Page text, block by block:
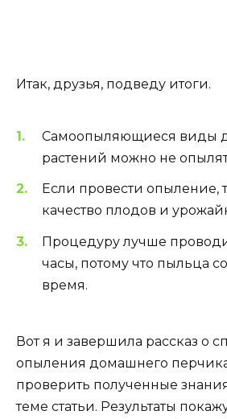
Итак, друзья, подведу итоги.
Самоопыляющиеся виды
растений можно не
Если провести опыление,
качество плодов и
Процедуру лучше
часы, потому что пыльца
время.
Вот я и завершила рассказ о
опыления домашнего
проверить полученные
теме статьи. Результаты